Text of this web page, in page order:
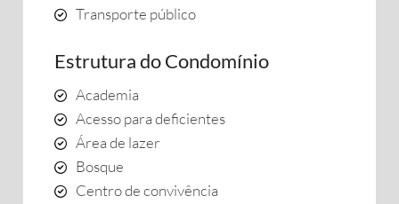
Transporte público
Estrutura do Condomínio
Academia
Acesso para deficientes
Área de lazer
Bosque
Centro de convivência